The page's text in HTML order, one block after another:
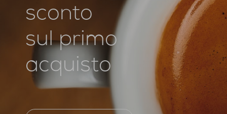
sconto
sul primo
acquisto